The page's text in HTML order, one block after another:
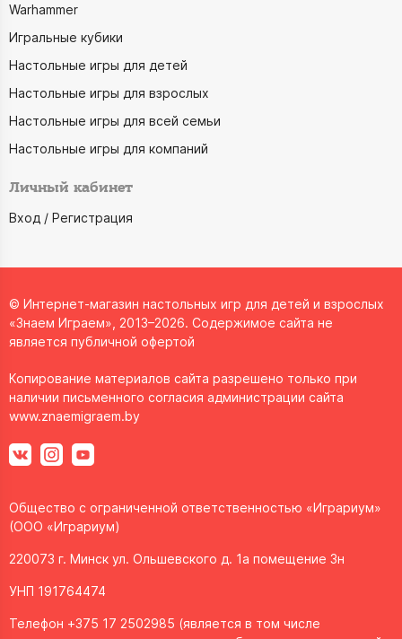
Warhammer
Игральные кубики
Настольные игры для детей
Настольные игры для взрослых
Настольные игры для всей семьи
Настольные игры для компаний
Личный кабинет
Вход / Регистрация
© Интернет-магазин настольных игр для детей и взрослых
«Знаем Играем», 2013–2026. Содержимое сайта не
является публичной офертой
Копирование материалов сайта разрешено только при
наличии письменного согласия администрации сайта
www.znaemigraem.by
Общество с ограниченной ответственностью «Играриум»
(ООО «Играриум)
220073 г. Минск ул. Ольшевского д. 1а помещение 3н
УНП 191764474
Телефон +375 17 2502985 (является в том числе